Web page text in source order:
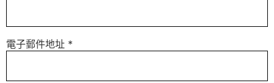
電子郵件地址 *